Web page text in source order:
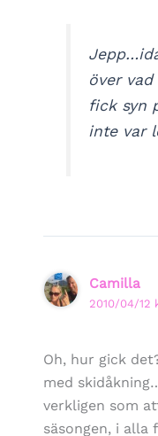
över
fick syn
inte var
Camilla
2010/04/12
Oh, hur gick
med
verkligen som
säsongen, i alla